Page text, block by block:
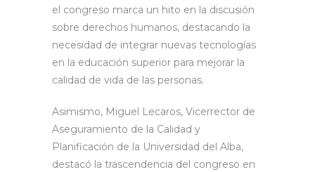
el congreso marca un hito en la discusión
sobre derechos humanos, destacando la
necesidad de integrar nuevas tecnologías
en la educación superior para mejorar la
calidad de vida de las personas.
Asimismo, Miguel Lecaros, Vicerrector de
Aseguramiento de la Calidad y
Planificación de la Universidad del Alba,
destacó la trascendencia del congreso en